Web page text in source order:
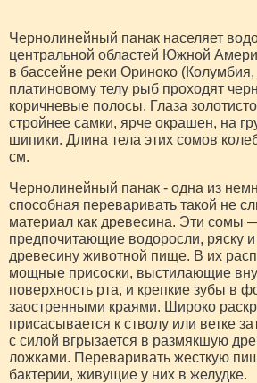
Чернолинейный панак населяет
центральной областей Южной
в бассейне реки Ориноко
платиновому телу рыб проходят
коричневые полосы. Глаза
стройнее самки, ярче окрашен, на
шипики. Длина тела этих сомов
см.
Чернолинейный панак - одна из
способная переваривать такой не
материал как древесина. Эти сомы
предпочитающие водоросли, ряску
древесину животной пище. В их
мощные присоски, выстилающие
поверхность рта, и крепкие зубы в
заостренными краями. Широко
присасывается к стволу или ветке
с силой вгрызается в размякшую
ложками. Переваривать жесткую
бактерии, живущие у них в желудке.